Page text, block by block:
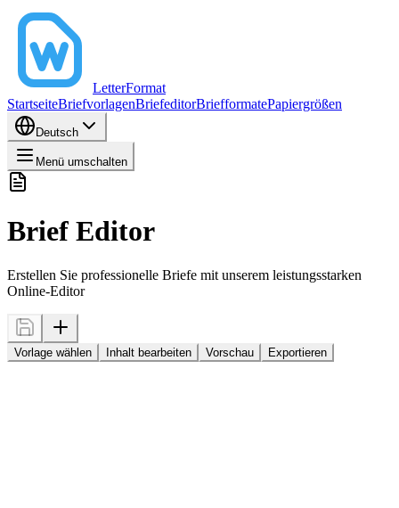
LetterFormat
StartseiteBriefvorlagenBriefeditorBriefformatePapiergrößen
Deutsch
Menü umschalten
Brief Editor
Erstellen Sie professionelle Briefe mit unserem leistungsstarken
Online-Editor
Vorlage wählen Inhalt bearbeiten Vorschau Exportieren